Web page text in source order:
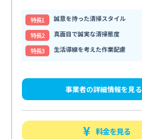
特⻑1
誠意を持った清掃スタイル
特⻑2
真面目で誠実な清掃態度
特⻑3
生活導線を考えた作業配慮
事業者の詳細情報を見る
料金を見る